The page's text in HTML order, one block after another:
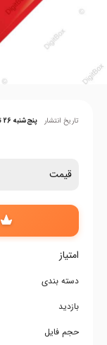
تاریخ انتشار پنج‌شنبه 26 تیر 1404
قیمت
امتیاز
دسته بندی
بازدید
حجم فایل